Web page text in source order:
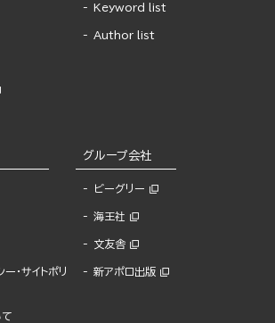
Keyword list
Author list
・サイトポリ
グループ会社
ビーグリー
海王社
文友舎
新アポロ出版